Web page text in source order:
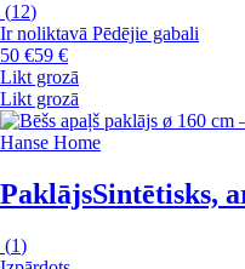
(12)
Ir noliktavā Pēdējie gabali
50 €59 €
Likt grozā
Likt grozā
Hanse Home
PaklājsSintētisks,
(1)